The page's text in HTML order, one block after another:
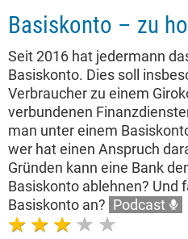
Basiskonto – zu
Seit 2016 hat jedermann
Basiskonto. Dies soll
Verbraucher zu einem
verbundenen
man unter einem
wer hat einen Anspruch
Gründen kann eine Bank
Basiskonto ablehnen? Und
Basiskonto an? Podcast